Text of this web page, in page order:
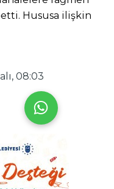
Hususa ilişkin
08:03